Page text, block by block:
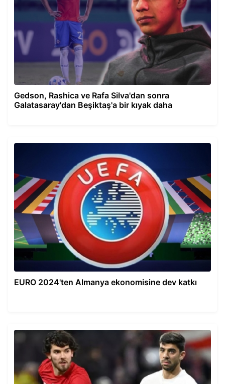
Gedson, Rashica ve Rafa Silva'dan sonra
Galatasaray'dan Beşiktaş'a bir kıyak daha
EURO 2024'ten Almanya ekonomisine dev katkı